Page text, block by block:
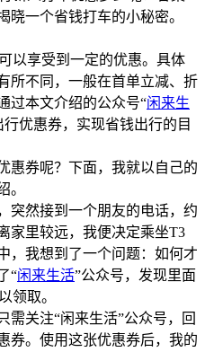
晓一个省钱打车的小秘密。
以享受到一定的优惠。具体
所不同，一般在首单立减、折
过本文介绍的公众号“闲来生
优惠券，实现省钱出行的目
惠券呢？下面，我就以自己的
。
突然接到一个朋友的电话，约
家里较远，我便决定乘坐T3
，我想到了一个问题：如何才
“闲来生活”公众号，发现里面
领取。
需关注“闲来生活”公众号，回
券。使用这张优惠券后，我的